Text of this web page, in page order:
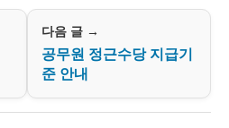
다음 글 →
공무원 정근수당 지급기
준 안내